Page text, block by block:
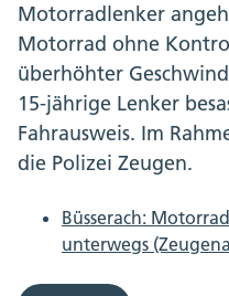
Motorradlenker
Motorrad ohne
überhöhter
15-jährige Lenker
Fahrausweis. Im
die Polizei Zeugen.
Büsserach:
unterwegs